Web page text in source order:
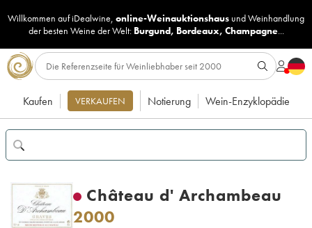
Willkommen auf iDealwine, online-Weinauktionshaus undWeinhandlung
der besten Weine der Welt: Burgund, Bordeaux, Champagne...
Kaufen VERKAUFEN Notierung Wein-Enzyklopädie
Château d' Archambeau
2000